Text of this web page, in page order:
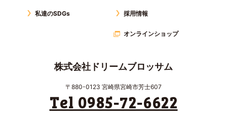
私達のSDGs 採用情報
オンラインショップ
株式会社ドリームブロッサム
〒880-0123 宮崎県宮崎市芳士607
Tel 0985-72-6622